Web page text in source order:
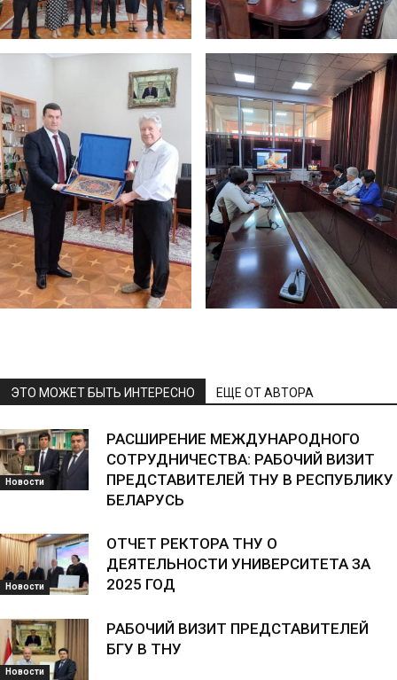
ЭТО МОЖЕТ БЫТЬ ИНТЕРЕСНО ЕЩЕ ОТ АВТОРА
Новости
РАСШИРЕНИЕ МЕЖДУНАРОДНОГО
СОТРУДНИЧЕСТВА: РАБОЧИЙ ВИЗИТ
ПРЕДСТАВИТЕЛЕЙ ТНУ В РЕСПУБЛИКУ
БЕЛАРУСЬ
Новости
ОТЧЕТ РЕКТОРА ТНУ О
ДЕЯТЕЛЬНОСТИ УНИВЕРСИТЕТА ЗА
2025 ГОД
Новости
РАБОЧИЙ ВИЗИТ ПРЕДСТАВИТЕЛЕЙ
БГУ В ТНУ